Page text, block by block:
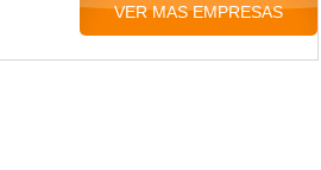
VER MAS EMPRESAS